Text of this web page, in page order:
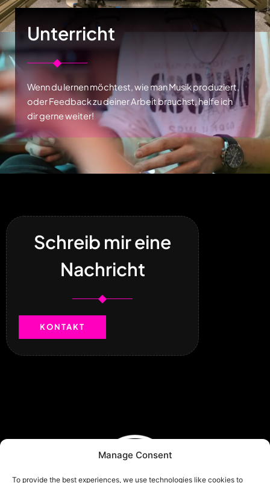
Manage Consent
To provide the best experiences, we use technologies like cookies to
Unterricht
Wenn du lernen möchtest, wie man Musik produziert,
oder Feedback zu deiner Arbeit brauchst, helfe ich
dir gerne weiter!
Schreib mir eine
Nachricht
KONTAKT